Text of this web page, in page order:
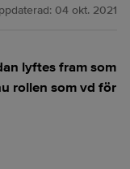
04 okt. 2021
lyftes fram som
rollen som vd för